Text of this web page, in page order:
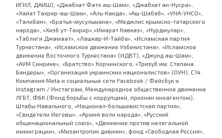
ИГИЛ, ДАИШ), «Джабхат Фатх аш-Шам», «Джабхат ан-Нусра»,
«Хайат Тахрир-аш-Шам», «Аль-Каида», «Аш-Шабаб», «УНА-УНСО»,
«Талибан», «Братья-мусульмане», «Меджлис крымско-татарского
народа», «Хизб ут-Тахрир»,«Имарат Кавказ», «Нурджулар»,
«Таблиги Джамаат», «Лашкар-И-Тайба», «Исламская партия
Туркестана», «Исламское движение Узбекистана», «Исламское
движение Восточного Туркестана» (ИДВТ), «Джунд аш-Шам»,
«АУМ Синрике», «Братство» Корчинского, «Тризуб им. Степана
Бандеры», «Организация украинских националистов» (ОУН), С14.
Компания Meta и социальные сети Facebook / Фейсбук и
Instagram / Инстаграм, Международное общественное движение
ЛГБТ, ФБК (Фонд борьбы с коррупцией, признан иноагентом),
Штабы Навального, «Национал-большевистская партия»,
«Свидетели Иеговы», «Армия воли народа», «Русский
общенациональный союз», «Движение против нелегальной
иммиграции», «Мизантропик дивижн», фонд «Свободная Россия»,